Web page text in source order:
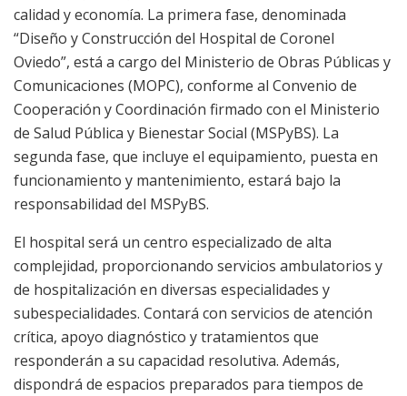
calidad y economía. La primera fase, denominada
“Diseño y Construcción del Hospital de Coronel
Oviedo”, está a cargo del Ministerio de Obras Públicas y
Comunicaciones (MOPC), conforme al Convenio de
Cooperación y Coordinación firmado con el Ministerio
de Salud Pública y Bienestar Social (MSPyBS). La
segunda fase, que incluye el equipamiento, puesta en
funcionamiento y mantenimiento, estará bajo la
responsabilidad del MSPyBS.
El hospital será un centro especializado de alta
complejidad, proporcionando servicios ambulatorios y
de hospitalización en diversas especialidades y
subespecialidades. Contará con servicios de atención
crítica, apoyo diagnóstico y tratamientos que
responderán a su capacidad resolutiva. Además,
dispondrá de espacios preparados para tiempos de